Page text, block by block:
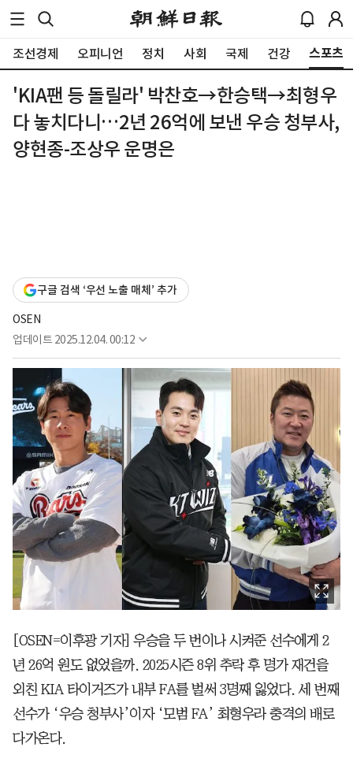
조선경제 오피니언 정치 사회 국제 건강 스포츠
'KIA팬 등 돌릴라' 박찬호→한승택→최형우
다 놓치다니…2년 26억에 보낸 우승 청부사,
양현종-조상우 운명은
구글 검색 ‘우선 노출 매체’ 추가
OSEN
업데이트 2025.12.04. 00:12
[OSEN=이후광 기자] 우승을 두 번이나 시켜준 선수에게 2
년 26억 원도 없었을까. 2025시즌 8위 추락 후 명가 재건을
외친 KIA 타이거즈가 내부 FA를 벌써 3명째 잃었다. 세 번째
선수가 ‘우승 청부사’이자 ‘모범 FA’ 최형우라 충격의 배로
다가온다.